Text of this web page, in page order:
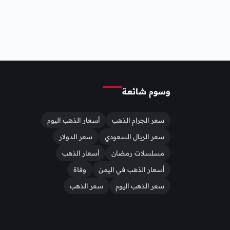
وسوم شائعة
سعر الجرام الذهب
أسعار الذهب اليوم
سعر الريال السعودي
سعر الدولار
مسلسلات رمضان
أسعار الذهب
أسعار الذهب في اليمن
وفاة
سعر الذهب اليوم
سعر الذهب